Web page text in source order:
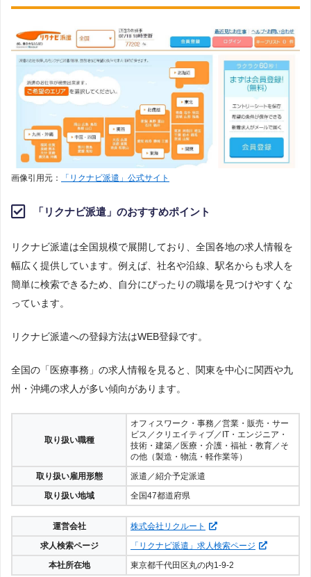
画像引用元： 「リクナビ派遣」公式サイト
「リクナビ派遣」のおすすめポイント
リクナビ派遣は全国規模で展開しており、全国各地の求人情報を
幅広く提供しています。例えば、社名や沿線、駅名からも求人を
簡単に検索できるため、自分にぴったりの職場を見つけやすくな
っています。
リクナビ派遣への登録方法はWEB登録です。
全国の「医療事務」の求人情報を見ると、関東を中心に関西や九
州・沖縄の求人が多い傾向があります。
取り扱い職種
オフィスワーク・事務／営業・販売・サー
ビス／クリエイティブ／IT・エンジニア・
技術・建築／医療・介護・福祉・教育／そ
の他（製造・物流・軽作業等）
取り扱い雇用形態
派遣／紹介予定派遣
取り扱い地域
全国47都道府県
運営会社
株式会社リクルート
求人検索ページ
「リクナビ派遣」求人検索ページ
本社所在地
東京都千代田区丸の内1-9-2